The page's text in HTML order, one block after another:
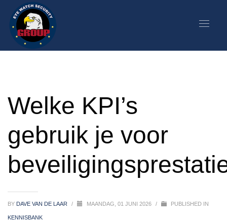
Welke KPI’s
gebruik je voor
BY DAVE VAN DE LAAR / MAANDAG, 01 JUNI 2026 / PUBLISHED IN
KENNISBANK